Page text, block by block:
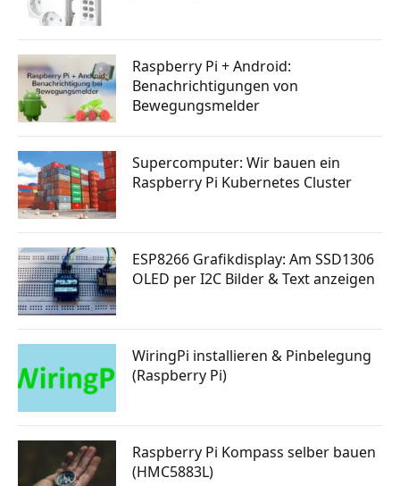
Raspberry Pi + Android:
Benachrichtigungen von
Bewegungsmelder
Supercomputer: Wir bauen ein
Raspberry Pi Kubernetes Cluster
ESP8266 Grafikdisplay: Am SSD1306
OLED per I2C Bilder & Text anzeigen
WiringPi installieren & Pinbelegung
(Raspberry Pi)
Raspberry Pi Kompass selber bauen
(HMC5883L)